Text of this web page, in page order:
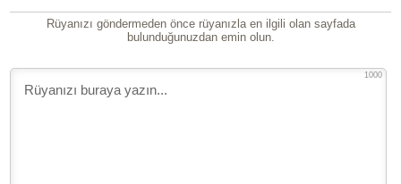
Rüyanızı göndermeden önce rüyanızla en ilgili olan sayfada
bulunduğunuzdan emin olun.
1000